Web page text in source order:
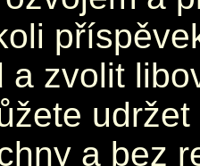
a zvolit
a bez